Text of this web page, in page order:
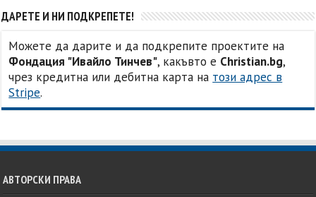
ДАРЕТЕ И НИ ПОДКРЕПЕТЕ!
Можете да дарите и да подкрепите проектите на
Фондация "Ивайло Тинчев", какъвто е Christian.bg,
чрез кредитна или дебитна карта на този адрес в
Stripe.
АВТОРСКИ ПРАВА